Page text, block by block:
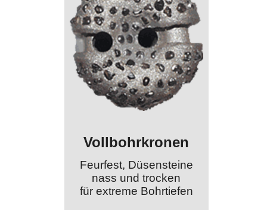
Vollbohrkronen
Feurfest, Düsensteine
nass und trocken
für extreme Bohrtiefen